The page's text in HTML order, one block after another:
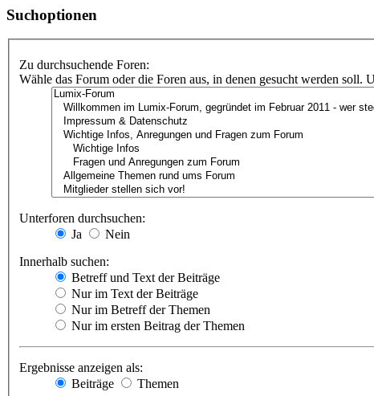
Suchoptionen
Zu durchsuchende Foren:
Wähle das Forum oder die Foren aus, in denen gesucht werden
Unterforen durchsuchen:
Ja
Nein
Innerhalb suchen:
Betreff und Text der Beiträge
Nur im Text der Beiträge
Nur im Betreff der Themen
Nur im ersten Beitrag der Themen
Ergebnisse anzeigen als:
Beiträge
Themen